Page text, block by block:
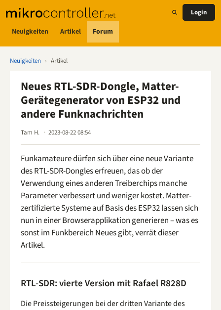
Neuigkeiten Artikel Forum
Login
Neuigkeiten › Artikel
Neues RTL-SDR-Dongle, Matter-
Gerätegenerator von ESP32 und
andere Funknachrichten
Tam H. 2023-08-22 08:54
Funkamateure dürfen sich über eine neue Variante
des RTL-SDR-Dongles erfreuen, das ob der
Verwendung eines anderen Treiberchips manche
Parameter verbessert und weniger kostet. Matter-
zertifizierte Systeme auf Basis des ESP32 lassen sich
nun in einer Browserapplikation generieren – was es
sonst im Funkbereich Neues gibt, verrät dieser
Artikel.
RTL-SDR: vierte Version mit Rafael R828D
Die Preissteigerungen bei der dritten Variante des